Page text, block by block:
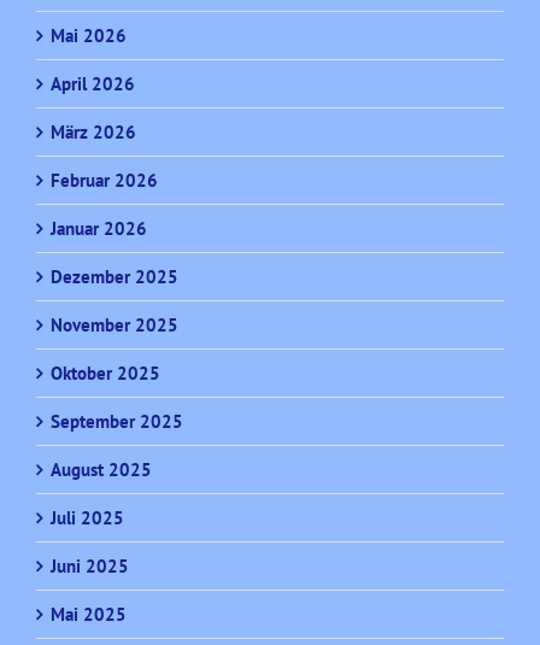
Mai 2026
April 2026
März 2026
Februar 2026
Januar 2026
Dezember 2025
November 2025
Oktober 2025
September 2025
August 2025
Juli 2025
Juni 2025
Mai 2025